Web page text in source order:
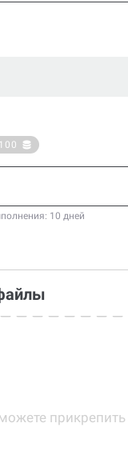
10 дней